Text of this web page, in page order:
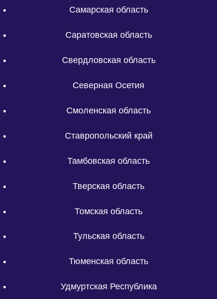
Самарская область
Саратовская область
Свердловская область
Северная Осетия
Смоленская область
Ставропольский край
Тамбовская область
Тверская область
Томская область
Тульская область
Тюменская область
Удмуртская Республика